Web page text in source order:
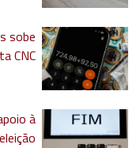
sobe
CNC
à